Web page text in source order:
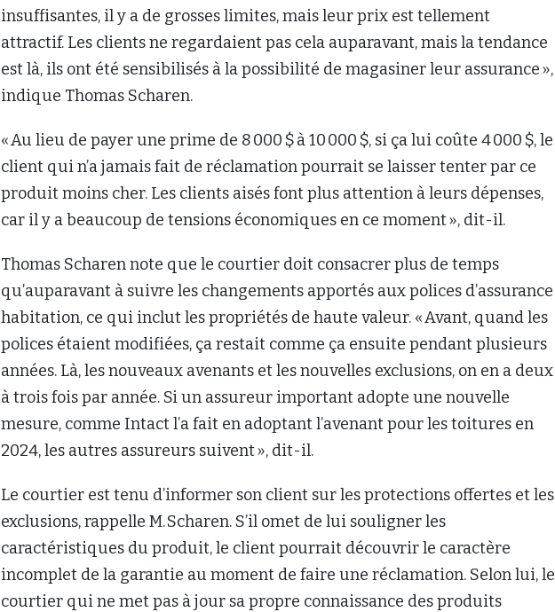
insuffisantes, il y a de grosses limites, mais leur prix est tellement
attractif. Les clients ne regardaient pas cela auparavant, mais la tendance
est là, ils ont été sensibilisés à la possibilité de magasiner leur assurance »,
indique Thomas Scharen.
« Au lieu de payer une prime de 8 000 $ à 10 000 $, si ça lui coûte 4 000 $, le
client qui n’a jamais fait de réclamation pourrait se laisser tenter par ce
produit moins cher. Les clients aisés font plus attention à leurs dépenses,
car il y a beaucoup de tensions économiques en ce moment », dit-il.
Thomas Scharen note que le courtier doit consacrer plus de temps
qu’auparavant à suivre les changements apportés aux polices d’assurance
habitation, ce qui inclut les propriétés de haute valeur. « Avant, quand les
polices étaient modifiées, ça restait comme ça ensuite pendant plusieurs
années. Là, les nouveaux avenants et les nouvelles exclusions, on en a deux
à trois fois par année. Si un assureur important adopte une nouvelle
mesure, comme Intact l’a fait en adoptant l’avenant pour les toitures en
2024, les autres assureurs suivent », dit-il.
Le courtier est tenu d’informer son client sur les protections offertes et les
exclusions, rappelle M. Scharen. S’il omet de lui souligner les
caractéristiques du produit, le client pourrait découvrir le caractère
incomplet de la garantie au moment de faire une réclamation. Selon lui, le
courtier qui ne met pas à jour sa propre connaissance des produits